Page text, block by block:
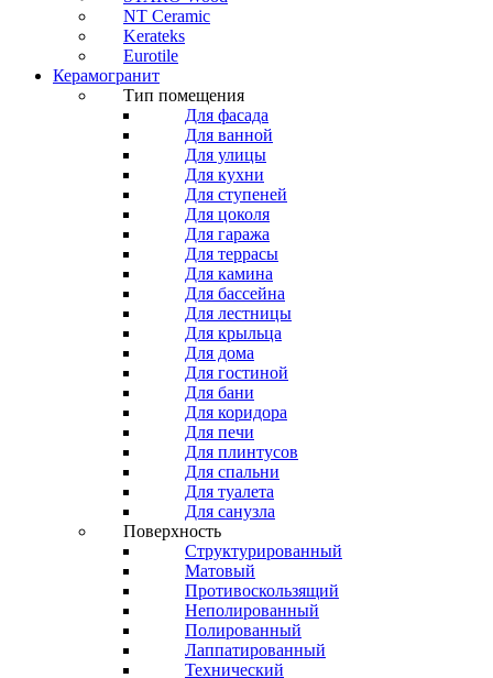
NT Ceramic
Kerateks
Eurotile
Керамогранит
Тип помещения
Для фасада
Для ванной
Для улицы
Для кухни
Для ступеней
Для цоколя
Для гаража
Для террасы
Для камина
Для бассейна
Для лестницы
Для крыльца
Для дома
Для гостиной
Для бани
Для коридора
Для печи
Для плинтусов
Для спальни
Для туалета
Для санузла
Поверхность
Структурированный
Матовый
Противоскользящий
Неполированный
Полированный
Лаппатированный
Технический